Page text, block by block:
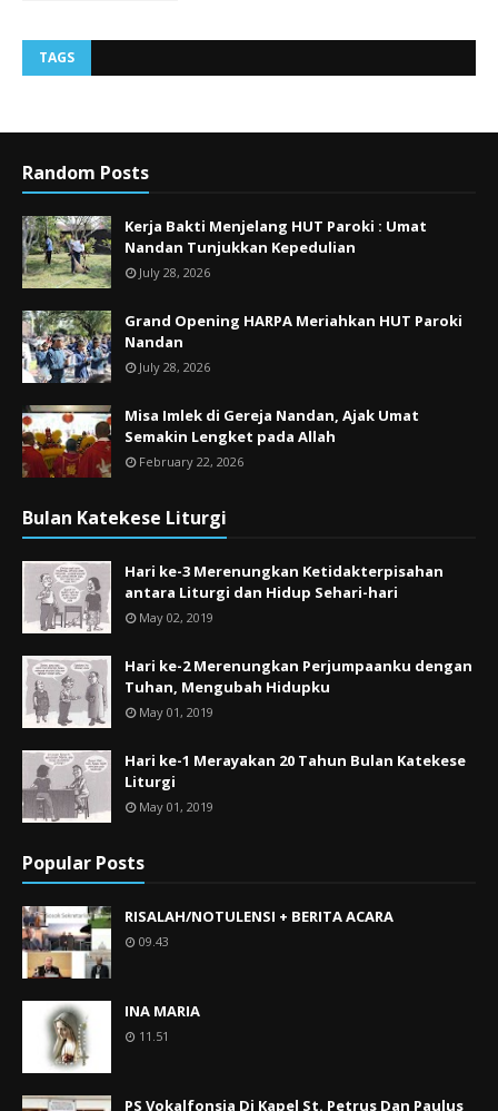
TAGS
Random Posts
Kerja Bakti Menjelang HUT Paroki : Umat
Nandan Tunjukkan Kepedulian
July 28, 2026
Grand Opening HARPA Meriahkan HUT Paroki
Nandan
July 28, 2026
Misa Imlek di Gereja Nandan, Ajak Umat
Semakin Lengket pada Allah
February 22, 2026
Bulan Katekese Liturgi
Hari ke-3 Merenungkan Ketidakterpisahan
antara Liturgi dan Hidup Sehari-hari
May 02, 2019
Hari ke-2 Merenungkan Perjumpaanku dengan
Tuhan, Mengubah Hidupku
May 01, 2019
Hari ke-1 Merayakan 20 Tahun Bulan Katekese
Liturgi
May 01, 2019
Popular Posts
RISALAH/NOTULENSI + BERITA ACARA
09.43
INA MARIA
11.51
PS Vokalfonsia Di Kapel St. Petrus Dan Paulus